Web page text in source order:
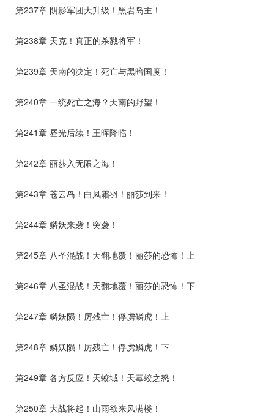
第237章 阴影军团大升级！黑岩岛主！
第238章 天克！真正的杀戮将军！
第239章 天南的决定！死亡与黑暗国度！
第240章 一统死亡之海？天南的野望！
第241章 昼光后续！王晖降临！
第242章 丽莎入无限之海！
第243章 苍云岛！白凤霜羽！丽莎到来！
第244章 鳞妖来袭！突袭！
第245章 八圣混战！天翻地覆！丽莎的恐怖！上
第246章 八圣混战！天翻地覆！丽莎的恐怖！下
第247章 鳞妖陨！厉残亡！俘虏鳞虎！上
第248章 鳞妖陨！厉残亡！俘虏鳞虎！下
第249章 各方反应！天蛟域！天毒蛟之怒！
第250章 大战将起！山雨欲来风满楼！